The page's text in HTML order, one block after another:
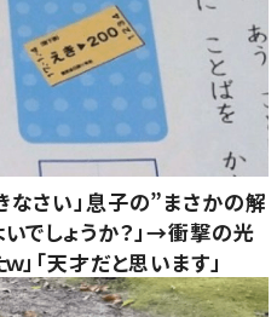
なさい」息子の”まさかの解
でしょうか？」→衝撃の光
」「天才だと思います」